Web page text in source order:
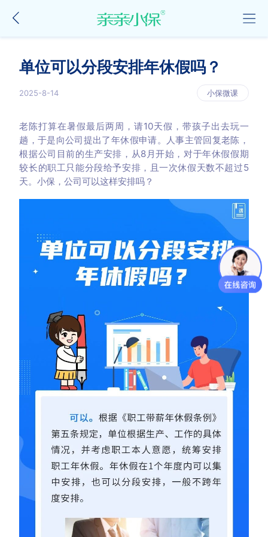
单位可以分段安排年休假吗？
2025-8-14 小保微课
老陈打算在暑假最后两周，请10天假，带孩子出去玩一
趟，于是向公司提出了年休假申请。人事主管回复老陈，
根据公司目前的生产安排，从8月开始，对于年休假假期
较长的职工只能分段给予安排，且一次休假天数不超过5
天。小保，公司可以这样安排吗？